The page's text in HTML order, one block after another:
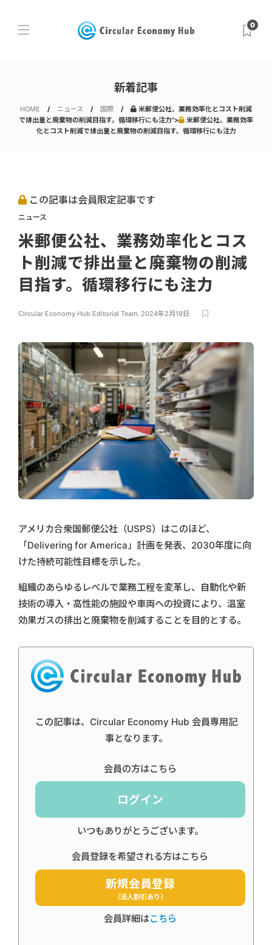
0
新着記事
HOME ニュース 国際
米郵便公社、業務効率化とコスト削減
で排出量と廃棄物の削減目指す。循環移行にも注力">
米郵便公社、業務効率
化とコスト削減で排出量と廃棄物の削減目指す。循環移行にも注力
この記事は会員限定記事です
ニュース
米郵便公社、業務効率化とコス
ト削減で排出量と廃棄物の削減
目指す。循環移行にも注力
Circular Economy Hub Editorial Team, 2024年2月19日
アメリカ合衆国郵便公社（USPS）はこのほど、
「Delivering for America」計画を発表、2030年度に向
けた持続可能性目標を示した。
組織のあらゆるレベルで業務工程を変革し、自動化や新
技術の導入・高性能の施設や車両への投資により、温室
効果ガスの排出と廃棄物を削減することを目的とする。
この記事は、Circular Economy Hub 会員専用記
事となります。
会員の方はこちら
ログイン
いつもありがとうございます。
会員登録を希望される方はこちら
新規会員登録
（法人割引あり）
会員詳細はこちら